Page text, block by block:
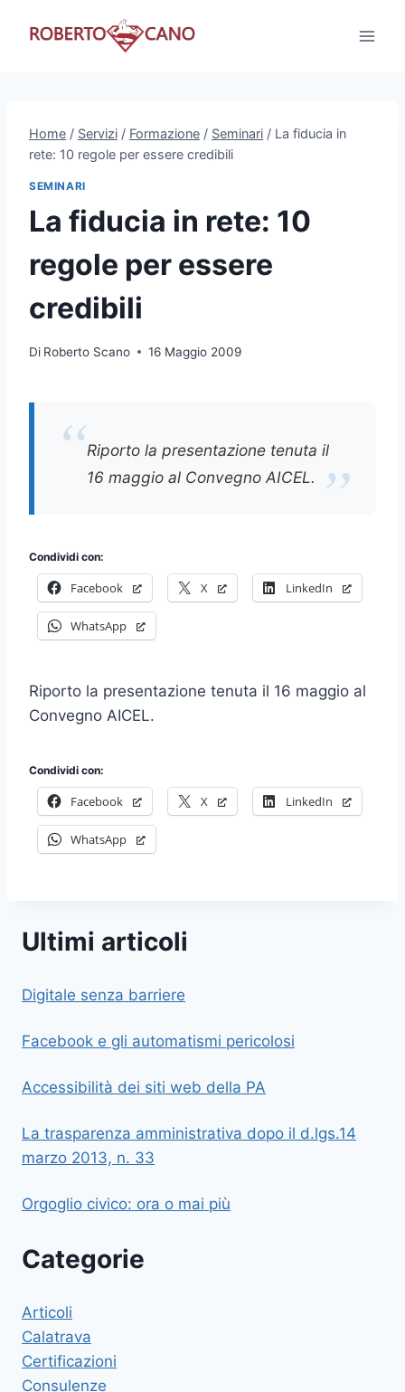
Home / Servizi / Formazione / Seminari / La fiducia in
rete: 10 regole per essere credibili
SEMINARI
La fiducia in rete: 10
regole per essere
credibili
Di Roberto Scano 16 Maggio 2009
Riporto la presentazione tenuta il
16 maggio al Convegno AICEL.
Condividi con:
Facebook X LinkedIn
WhatsApp
Riporto la presentazione tenuta il 16 maggio al
Convegno AICEL.
Condividi con:
Facebook X LinkedIn
WhatsApp
Ultimi articoli
Digitale senza barriere
Facebook e gli automatismi pericolosi
Accessibilità dei siti web della PA
La trasparenza amministrativa dopo il d.lgs.14
marzo 2013, n. 33
Orgoglio civico: ora o mai più
Categorie
Articoli
Calatrava
Certificazioni
Consulenze